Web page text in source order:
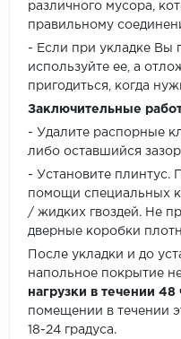
различного мусора,
правильному
- Если при укладке Вы
используйте ее, а
пригодиться, когда
Заключительные
- Удалите распорные
либо оставшийся
- Установите плинтус.
помощи специальных
/ жидких гвоздей. Не
дверные коробки
После укладки и до
напольное покрытие
нагрузки в течении 48
помещении в течении
18-24 градуса.